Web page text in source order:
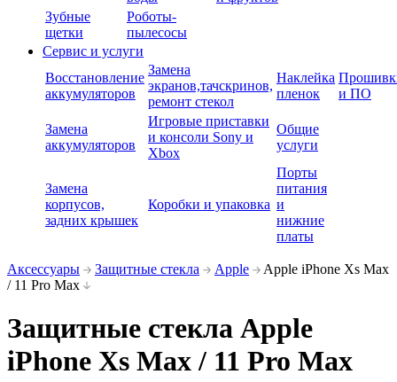
Зубные
щетки
Роботы-
пылесосы
Сервис и услуги
Восстановление
аккумуляторов
Замена
экранов,тачскринов,
ремонт стекол
Наклейка
пленок
и ПО
Замена
аккумуляторов
Игровые приставки
и консоли Sony и
Xbox
Общие
услуги
Замена
корпусов,
задних крышек
Коробки и упаковка
Порты
питания
и
нижние
платы
Аксессуары Защитные стекла Apple
Apple iPhone Xs Max
/ 11 Pro Max
Защитные стекла Apple
iPhone Xs Max / 11 Pro Max